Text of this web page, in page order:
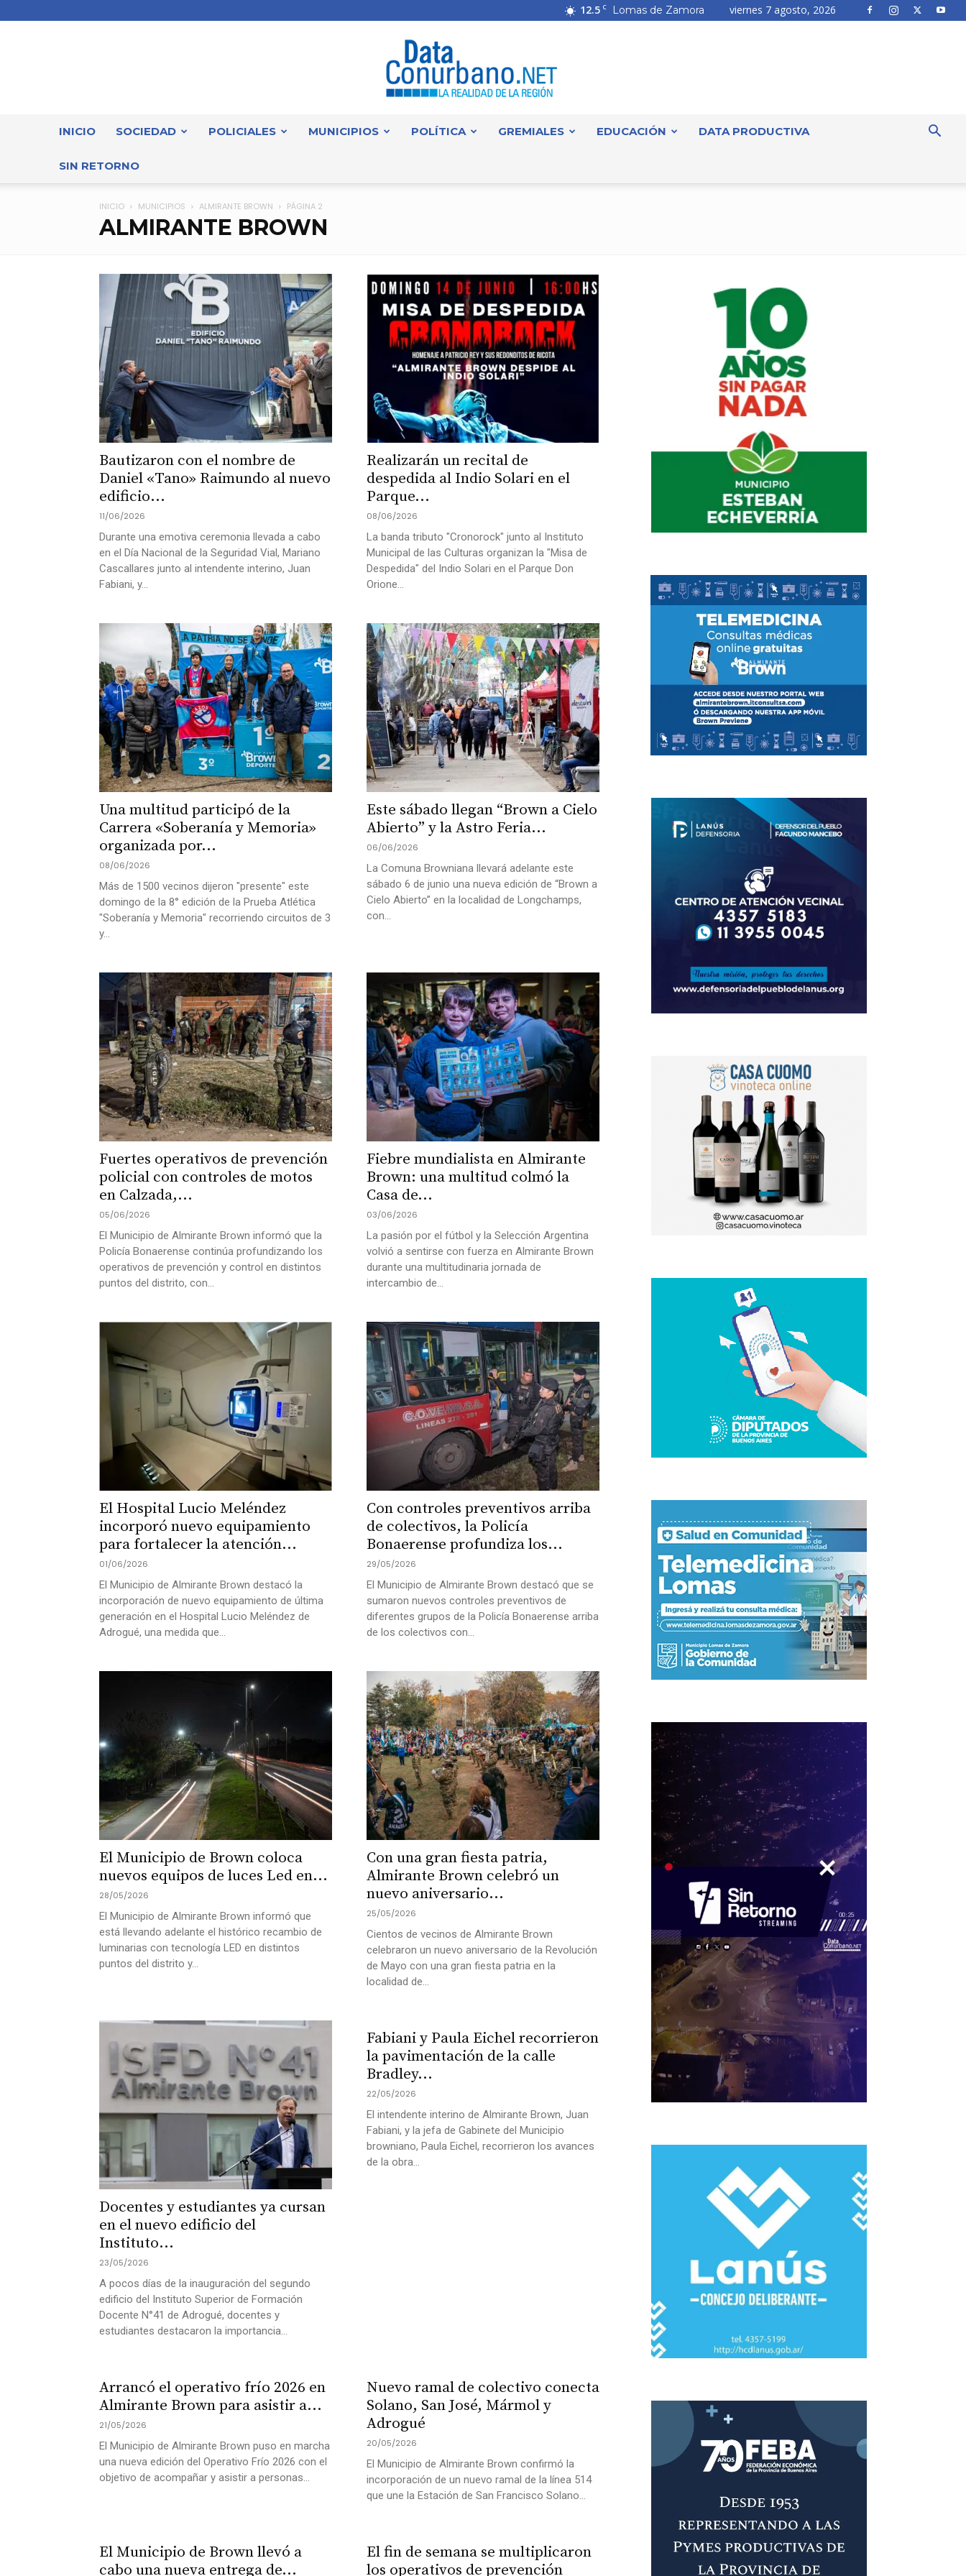
12.5 C Lomas de Zamora viernes 7 agosto, 2026
INICIO SOCIEDAD POLICIALES MUNICIPIOS POLÍTICA GREMIALES EDUCACIÓN DATA PRODUCTIVA
SIN RETORNO
INICIO MUNICIPIOS ALMIRANTE BROWN PÁGINA 2
ALMIRANTE BROWN
Bautizaron con el nombre de
Daniel «Tano» Raimundo al nuevo
edificio...
11/06/2026
Durante una emotiva ceremonia llevada a cabo
en el Día Nacional de la Seguridad Vial, Mariano
Cascallares junto al intendente interino, Juan
Fabiani, y...
Realizarán un recital de
despedida al Indio Solari en el
Parque...
08/06/2026
La banda tributo "Cronorock" junto al Instituto
Municipal de las Culturas organizan la "Misa de
Despedida" del Indio Solari en el Parque Don
Orione...
Una multitud participó de la
Carrera «Soberanía y Memoria»
organizada por...
08/06/2026
Más de 1500 vecinos dijeron "presente" este
domingo de la 8° edición de la Prueba Atlética
"Soberanía y Memoria" recorriendo circuitos de 3
y...
Este sábado llegan “Brown a Cielo
Abierto” y la Astro Feria...
06/06/2026
La Comuna Browniana llevará adelante este
sábado 6 de junio una nueva edición de “Brown a
Cielo Abierto” en la localidad de Longchamps,
con...
Fuertes operativos de prevención
policial con controles de motos
en Calzada,...
05/06/2026
El Municipio de Almirante Brown informó que la
Policía Bonaerense continúa profundizando los
operativos de prevención y control en distintos
puntos del distrito, con...
Fiebre mundialista en Almirante
Brown: una multitud colmó la
Casa de...
03/06/2026
La pasión por el fútbol y la Selección Argentina
volvió a sentirse con fuerza en Almirante Brown
durante una multitudinaria jornada de
intercambio de...
El Hospital Lucio Meléndez
incorporó nuevo equipamiento
para fortalecer la atención...
01/06/2026
El Municipio de Almirante Brown destacó la
incorporación de nuevo equipamiento de última
generación en el Hospital Lucio Meléndez de
Adrogué, una medida que...
Con controles preventivos arriba
de colectivos, la Policía
Bonaerense profundiza los...
29/05/2026
El Municipio de Almirante Brown destacó que se
sumaron nuevos controles preventivos de
diferentes grupos de la Policía Bonaerense arriba
de los colectivos con...
El Municipio de Brown coloca
nuevos equipos de luces Led en...
28/05/2026
El Municipio de Almirante Brown informó que
está llevando adelante el histórico recambio de
luminarias con tecnología LED en distintos
puntos del distrito y...
Con una gran fiesta patria,
Almirante Brown celebró un
nuevo aniversario...
25/05/2026
Cientos de vecinos de Almirante Brown
celebraron un nuevo aniversario de la Revolución
de Mayo con una gran fiesta patria en la
localidad de...
Docentes y estudiantes ya cursan
en el nuevo edificio del
Instituto...
23/05/2026
A pocos días de la inauguración del segundo
edificio del Instituto Superior de Formación
Docente N°41 de Adrogué, docentes y
estudiantes destacaron la importancia...
Fabiani y Paula Eichel recorrieron
la pavimentación de la calle
Bradley...
22/05/2026
El intendente interino de Almirante Brown, Juan
Fabiani, y la jefa de Gabinete del Municipio
browniano, Paula Eichel, recorrieron los avances
de la obra...
Arrancó el operativo frío 2026 en
Almirante Brown para asistir a...
21/05/2026
El Municipio de Almirante Brown puso en marcha
una nueva edición del Operativo Frío 2026 con el
objetivo de acompañar y asistir a personas...
Nuevo ramal de colectivo conecta
Solano, San José, Mármol y
Adrogué
20/05/2026
El Municipio de Almirante Brown confirmó la
incorporación de un nuevo ramal de la línea 514
que une la Estación de San Francisco Solano...
El Municipio de Brown llevó a
cabo una nueva entrega de...
El fin de semana se multiplicaron
los operativos de prevención